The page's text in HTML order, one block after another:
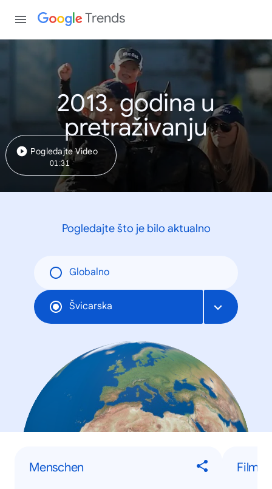
Trends
2013. godina u
pretraživanju
Pogledajte Video
01:31
Pogledajte što je bilo aktualno
Globalno
Švicarska
Menschen
Filme